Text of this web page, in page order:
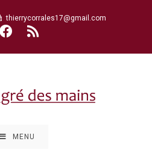
thierrycorrales17@gmail.com
MENU